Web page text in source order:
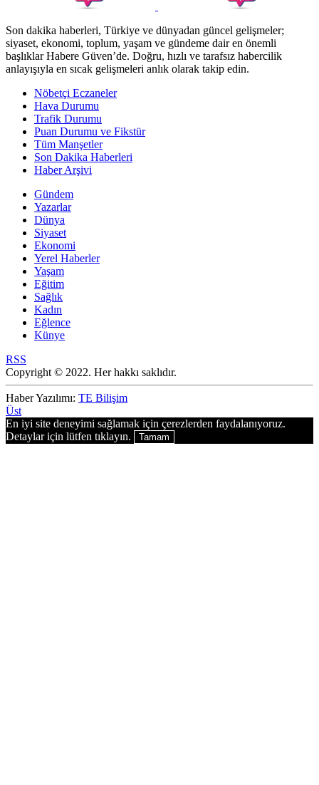
Son dakika haberleri, Türkiye ve dünyadan güncel gelişmeler;
siyaset, ekonomi, toplum, yaşam ve gündeme dair en önemli
başlıklar Habere Güven’de. Doğru, hızlı ve tarafsız habercilik
anlayışıyla en sıcak gelişmeleri anlık olarak takip edin.
Nöbetçi Eczaneler
Hava Durumu
Trafik Durumu
Puan Durumu ve Fikstür
Tüm Manşetler
Son Dakika Haberleri
Haber Arşivi
Gündem
Yazarlar
Dünya
Siyaset
Ekonomi
Yerel Haberler
Yaşam
Eğitim
Sağlık
Kadın
Eğlence
Künye
RSS
Copyright © 2022. Her hakkı saklıdır.
Haber Yazılımı: TE Bilişim
Üst
En iyi site deneyimi sağlamak için çerezlerden faydalanıyoruz.
Detaylar için lütfen tıklayın.
Tamam